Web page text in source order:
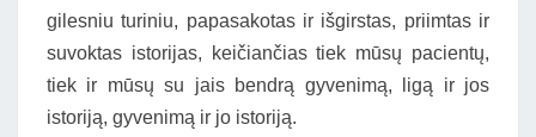
gilesniu turiniu, papasakotas ir išgirstas, priimtas ir
suvoktas istorijas, keičiančias tiek mūsų pacientų,
tiek ir mūsų su jais bendrą gyvenimą, ligą ir jos
istoriją, gyvenimą ir jo istoriją.